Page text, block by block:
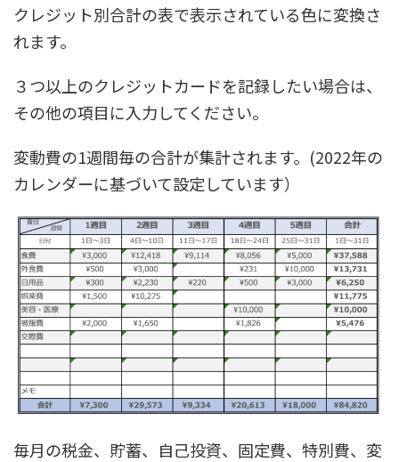
クレジット別合計の表で表示されている色に変換さ
れます。
３つ以上のクレジットカードを記録したい場合は、
その他の項目に入力してください。
変動費の1週間毎の合計が集計されます。(2022年の
カレンダーに基づいて設定しています）
毎月の税金、貯蓄、自己投資、固定費、特別費、変